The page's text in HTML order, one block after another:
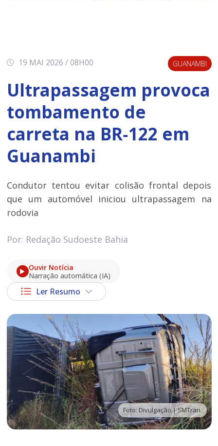
19 MAI 2026 / 08H00 GUANAMBI
Ultrapassagem provoca
tombamento de
carreta na BR‑122 em
Guanambi
Condutor tentou evitar colisão frontal depois
que um automóvel iniciou ultrapassagem na
rodovia
Por: Redação Sudoeste Bahia
Ouvir Notícia
Narração automática (IA)
Ler Resumo
Foto: Divulgação | SMTran.